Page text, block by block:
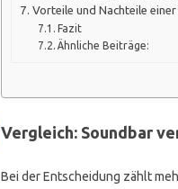
Vorteile und Nachteile
Fazit
Ähnliche Beiträge:
Vergleich: Soundbar
Bei der Entscheidung zählt